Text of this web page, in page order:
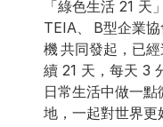
「綠色生活 21 天
TEIA、 B型企業
機 共同發起，已
續 21 天，每天 3
日常生活中做一
地，一起對世界更